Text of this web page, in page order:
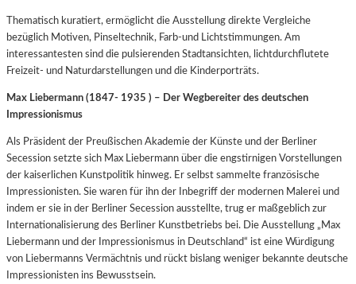
Thematisch kuratiert, ermöglicht die Ausstellung direkte Vergleiche
bezüglich Motiven, Pinseltechnik, Farb-und Lichtstimmungen. Am
interessantesten sind die pulsierenden Stadtansichten, lichtdurchflutete
Freizeit- und Naturdarstellungen und die Kinderporträts.
Max Liebermann (1847- 1935 ) – Der Wegbereiter des deutschen
Impressionismus
Als Präsident der Preußischen Akademie der Künste und der Berliner
Secession setzte sich Max Liebermann über die engstirnigen Vorstellungen
der kaiserlichen Kunstpolitik hinweg. Er selbst sammelte französische
Impressionisten. Sie waren für ihn der Inbegriff der modernen Malerei und
indem er sie in der Berliner Secession ausstellte, trug er maßgeblich zur
Internationalisierung des Berliner Kunstbetriebs bei. Die Ausstellung „Max
Liebermann und der Impressionismus in Deutschland“ ist eine Würdigung
von Liebermanns Vermächtnis und rückt bislang weniger bekannte deutsche
Impressionisten ins Bewusstsein.